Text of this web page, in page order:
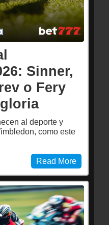
Sinner,
o Fery
al deporte y
como este
Read More